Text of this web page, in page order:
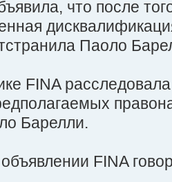
что после
Паоло
FINA
Барелли.
FINA